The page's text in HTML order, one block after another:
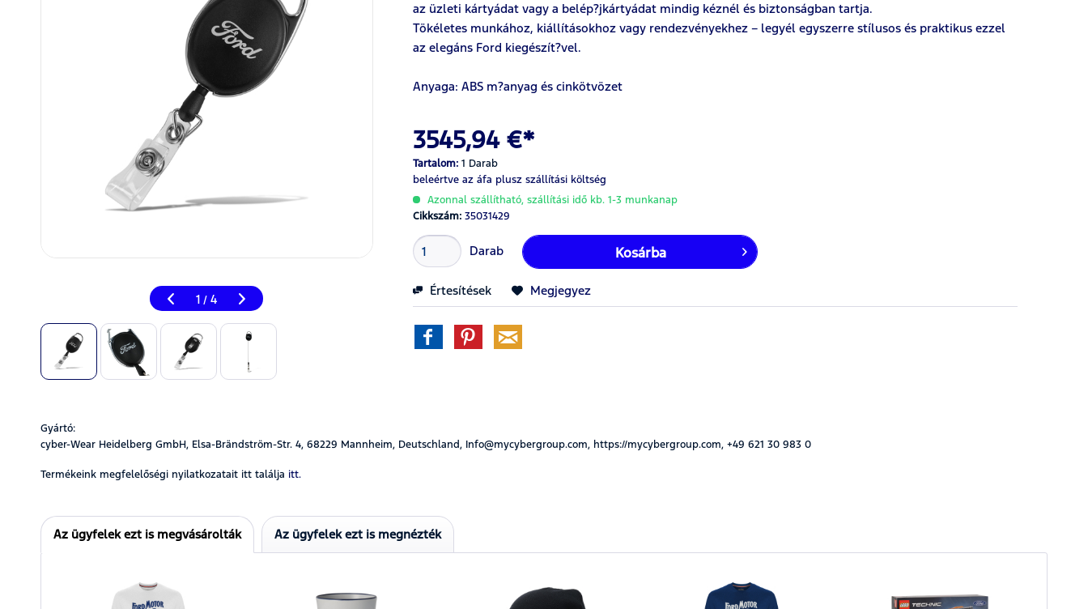
1 / 4
az üzleti kártyádat vagy a belép?jkártyádat mindig kéznél és biztonságban tartja.
Tökéletes munkához, kiállításokhoz vagy rendezvényekhez – legyél egyszerre stílusos és praktikus ezzel
az elegáns Ford kiegészít?vel.
Anyaga: ABS m?anyag és cinkötvözet
3545,94 €*
Tartalom:1 Darab
beleértve az áfa plusz szállítási költség
Azonnal szállítható, szállítási idő kb. 1-3 munkanap
Cikkszám:35031429
Darab Kosárba
Értesítések Megjegyez
Gyártó:
cyber-Wear Heidelberg GmbH, Elsa-Brändström-Str. 4, 68229 Mannheim, Deutschland, Info@mycybergroup.com, https://mycybergroup.com, +49 621 30 983 0
Termékeink megfelelőségi nyilatkozatait itt találja itt.
Az ügyfelek ezt is megvásárolták Az ügyfelek ezt is megnézték